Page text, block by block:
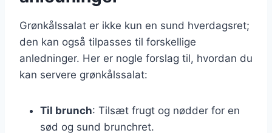
Grønkålssalat er ikke kun en sund hverdagsret;
den kan også tilpasses til forskellige
anledninger. Her er nogle forslag til, hvordan du
kan servere grønkålssalat:
Til brunch: Tilsæt frugt og nødder for en
sød og sund brunchret.